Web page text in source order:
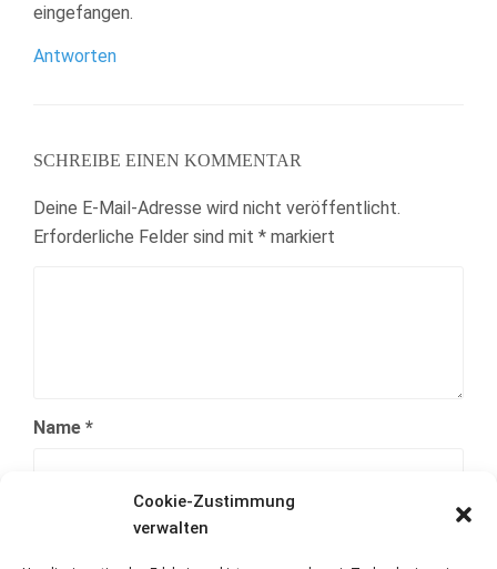
Cookie-Zustimmung
verwalten
eingefangen.
Antworten
SCHREIBE EINEN KOMMENTAR
Deine E-Mail-Adresse wird nicht veröffentlicht.
Erforderliche Felder sind mit * markiert
Name *
E-Mail-Adresse*